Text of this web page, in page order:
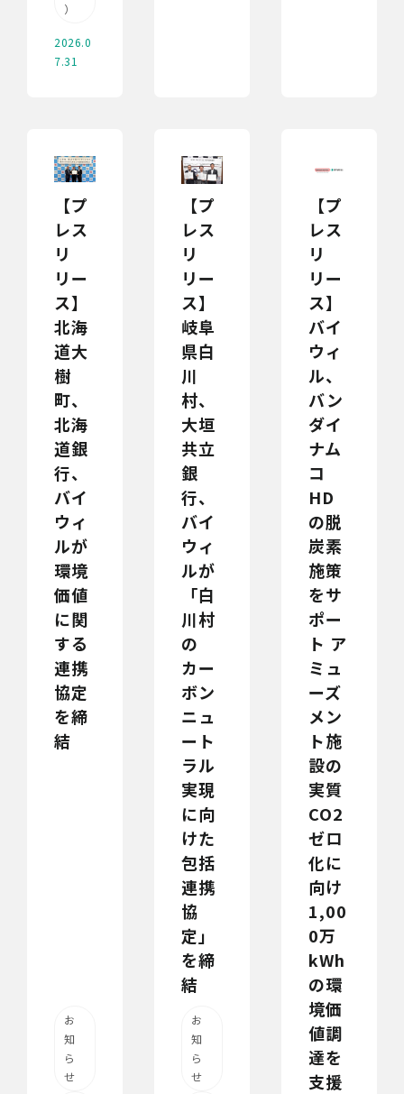
）
2026.0
7.31
【プ
レス
リ
リー
ス】
北海
道大
樹
町、
北海
道銀
行、
バイ
ウィ
ルが
環境
価値
に関
する
連携
協定
を締
結
お
知
ら
せ
【プ
レス
リ
リー
ス】
岐阜
県白
川
村、
大垣
共立
銀
行、
バイ
ウィ
ルが
「白
川村
の
カー
ボン
ニュ
ート
ラル
実現
に向
けた
包括
連携
協
定」
を締
結
お
知
ら
せ
【プ
レス
リ
リー
ス】
バイ
ウィ
ル、
バン
ダイ
ナム
コ
HD
の脱
炭素
施策
をサ
ポー
ト ア
ミュ
ーズ
メン
ト施
設の
実質
CO2
ゼロ
化に
向け
1,00
0万
kWh
の環
境価
値調
達を
支援